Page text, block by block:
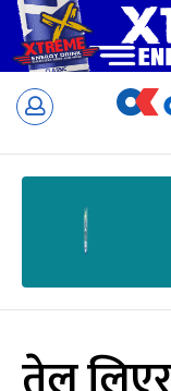
Skip